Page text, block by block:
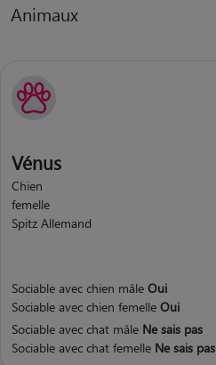
Animaux
Vénus
Chien
femelle
Spitz Allemand
Sociable avec chien mâle Oui
Sociable avec chien femelle Oui
Sociable avec chat mâle Ne sais pas
Sociable avec chat femelle Ne sais pas